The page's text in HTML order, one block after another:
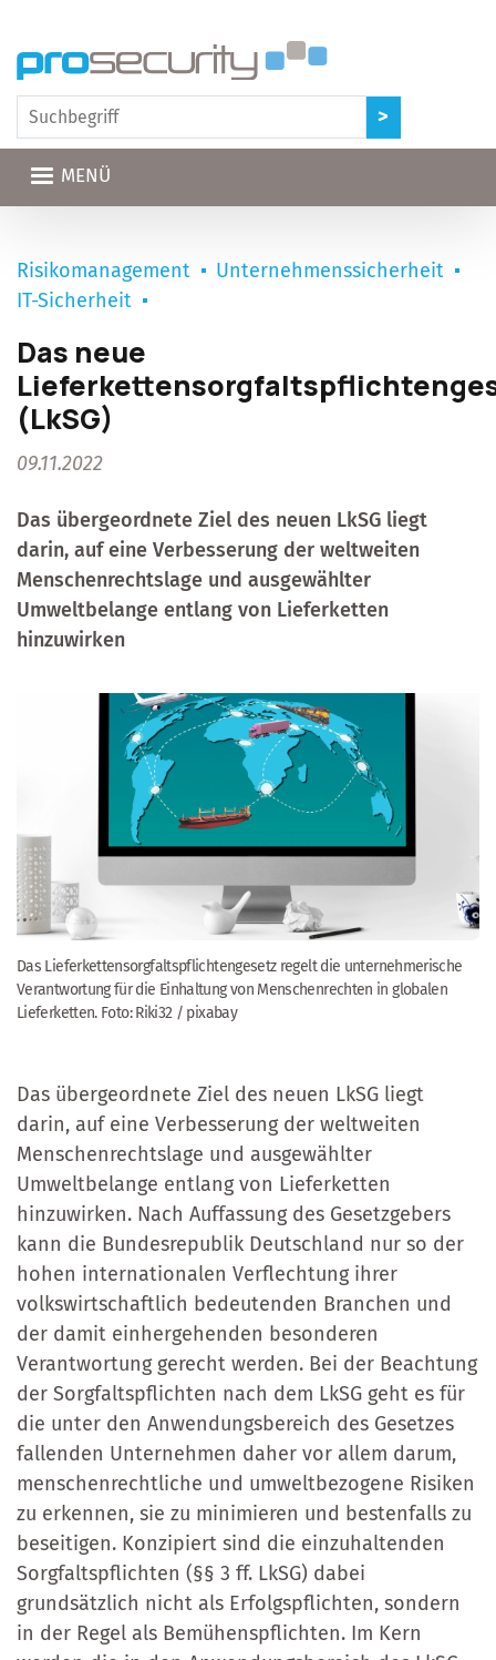
MENÜ
Risikomanagement
Unternehmenssicherheit
IT-Sicherheit
Das neue
(LkSG)
09.11.2022
Das übergeordnete Ziel des neuen LkSG liegt
darin, auf eine Verbesserung der weltweiten
Menschenrechtslage und ausgewählter
Umweltbelange entlang von Lieferketten
hinzuwirken
Das Lieferkettensorgfaltspflichtengesetz regelt die unternehmerische
Verantwortung für die Einhaltung von Menschenrechten in globalen
Lieferketten. Foto: Riki32 / pixabay
Das übergeordnete Ziel des neuen LkSG liegt
darin, auf eine Verbesserung der weltweiten
Menschenrechtslage und ausgewählter
Umweltbelange entlang von Lieferketten
hinzuwirken. Nach Auffassung des Gesetzgebers
kann die Bundesrepublik Deutschland nur so der
hohen internationalen Verflechtung ihrer
volkswirtschaftlich bedeutenden Branchen und
der damit einhergehenden besonderen
Verantwortung gerecht werden. Bei der Beachtung
der Sorgfaltspflichten nach dem LkSG geht es für
die unter den Anwendungsbereich des Gesetzes
fallenden Unternehmen daher vor allem darum,
menschenrechtliche und umweltbezogene Risiken
zu erkennen, sie zu minimieren und bestenfalls zu
beseitigen. Konzipiert sind die einzuhaltenden
Sorgfaltspflichten (§§ 3 ff. LkSG) dabei
grundsätzlich nicht als Erfolgspflichten, sondern
in der Regel als Bemühenspflichten. Im Kern